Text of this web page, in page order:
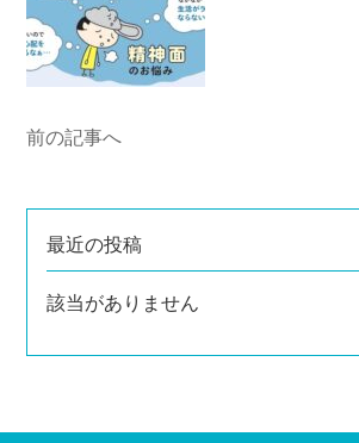
前の記事へ
最近の投稿
該当がありません